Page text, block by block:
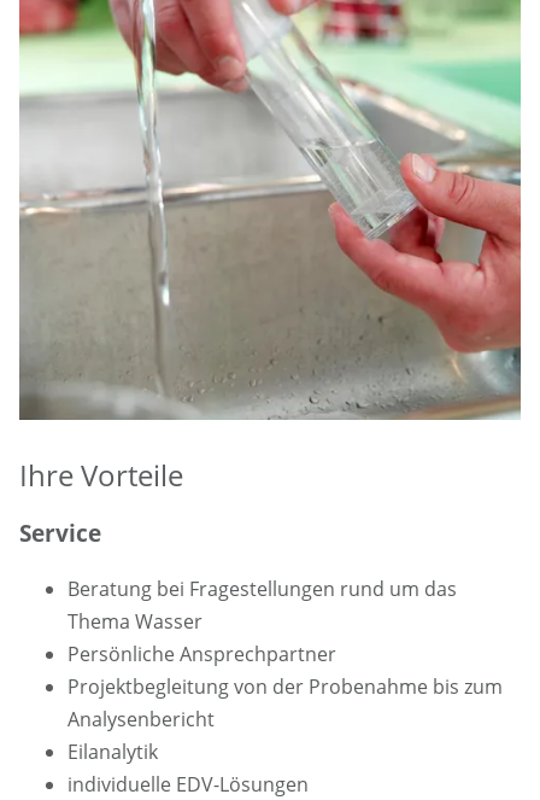
Ihre Vorteile
Service
Beratung bei Fragestellungen rund um das
Thema Wasser
Persönliche Ansprechpartner
Projektbegleitung von der Probenahme bis zum
Analysenbericht
Eilanalytik
individuelle EDV-Lösungen